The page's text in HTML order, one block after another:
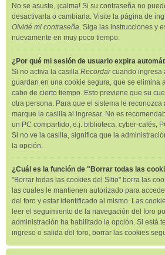
No se asuste, ¡calma! Si su contraseña no
desactivarla o cambiarla. Visite la página de
Olvidé mi contraseña. Siga las instrucciones y
nuevamente en muy poco tiempo.
¿Por qué mi sesión de usuario expira
Si no activa la casilla Recordarcuando ingresa
guardan en una cookie segura, que se elimina
cabo de cierto tiempo. Esto previene que su
otra persona. Para que el sistema le reconozca
marque la casilla al ingresar. No es
un PC compartido, e.j. biblioteca, cyber-cafés,
Si no ve la casilla, significa que la
la opción.
¿Cuál es la función de "Borrar todas las
"Borrar todas las cookies del Sitio" borra las
las cuales le mantienen autorizado para
del foro y estar identificado al mismo. Las
leer el seguimiento de la navegación del foro
administración ha habilitado la opción. Si está
ingreso o salida del foro, borrar las cookies